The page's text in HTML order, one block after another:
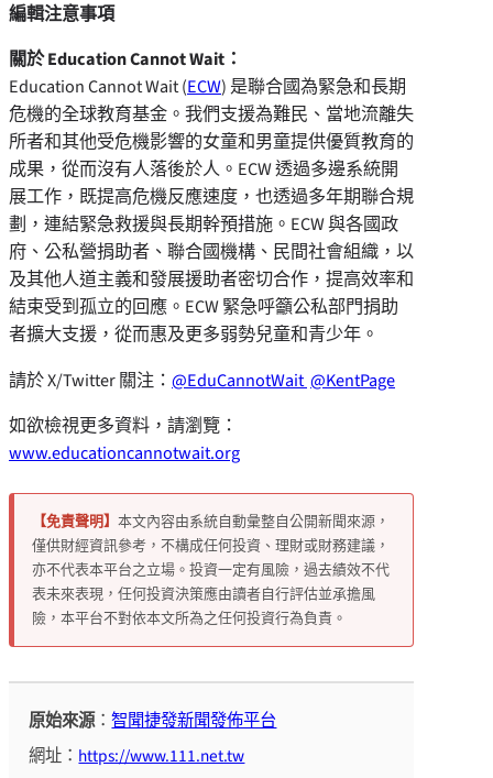
編輯注意事項
關於 Education Cannot Wait：
Education Cannot Wait (ECW) 是聯合國為緊急和長期
危機的全球教育基金。我們支援為難民、當地流離失
所者和其他受危機影響的女童和男童提供優質教育的
成果，從而沒有人落後於人。ECW 透過多邊系統開
展工作，既提高危機反應速度，也透過多年期聯合規
劃，連結緊急救援與長期幹預措施。ECW 與各國政
府、公私營捐助者、聯合國機構、民間社會組織，以
及其他人道主義和發展援助者密切合作，提高效率和
結束受到孤立的回應。ECW 緊急呼籲公私部門捐助
者擴大支援，從而惠及更多弱勢兒童和青少年。
請於 X/Twitter 關注： @EduCannotWait @KentPage
如欲檢視更多資料，請瀏覽：
www.educationcannotwait.org
【免責聲明】 本文內容由系統自動彙整自公開新聞來源，
僅供財經資訊參考，不構成任何投資、理財或財務建議，
亦不代表本平台之立場。投資一定有風險，過去績效不代
表未來表現，任何投資決策應由讀者自行評估並承擔風
險，本平台不對依本文所為之任何投資行為負責。
原始來源：智聞捷發新聞發佈平台
網址： https://www.111.net.tw